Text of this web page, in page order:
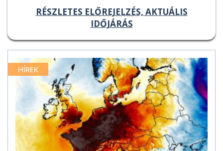
RÉSZLETES ELŐREJELZÉS, AKTUÁLIS
IDŐJÁRÁS
HÍREK